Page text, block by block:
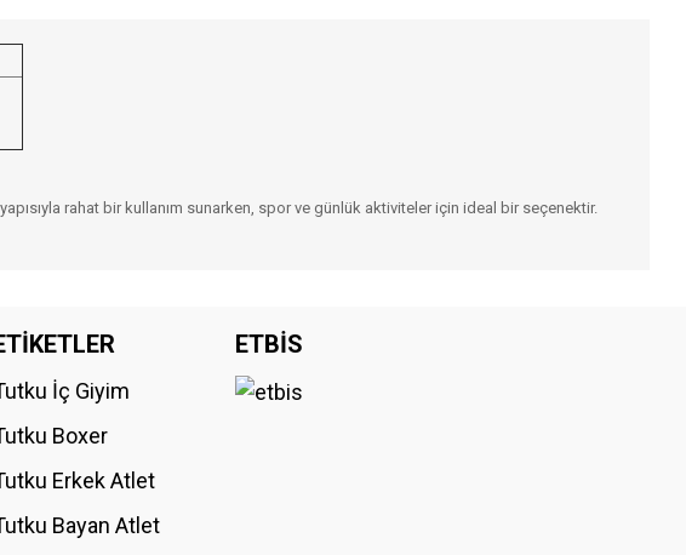
rahat bir kullanım sunarken, spor ve günlük aktiviteler için ideal bir seçenektir.
İç Giyim
Boxer
Erkek Atlet
Bayan Atlet
ETBİS